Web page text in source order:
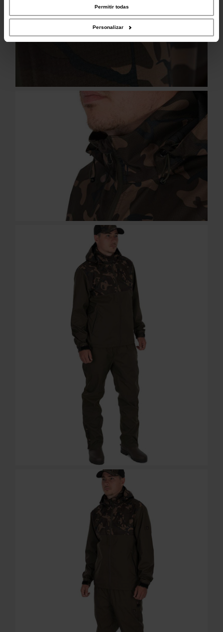
combinarla con otra información que les haya proporcionado o que hayan
recopilado a partir del uso que haya hecho de sus servicios.
Permitir todas
Personalizar